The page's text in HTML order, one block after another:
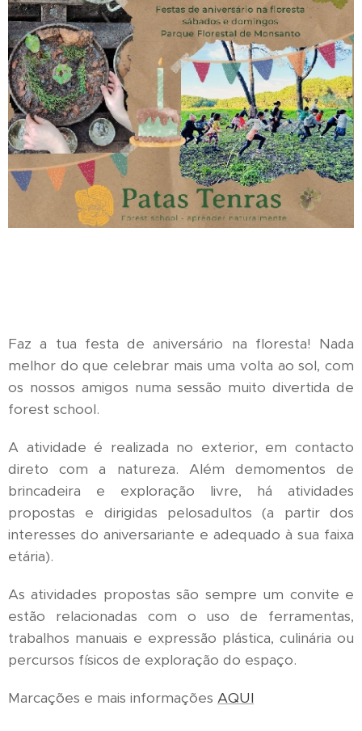
Faz a tua festa de aniversário na floresta! Nada
melhor do que celebrar mais uma volta ao sol, com
os nossos amigos numa sessão muito divertida de
forest school.
A atividade é realizada no exterior, em contacto
direto com a natureza. Além demomentos de
brincadeira e exploração livre, há atividades
propostas e dirigidas pelosadultos (a partir dos
interesses do aniversariante e adequado à sua faixa
etária).
As atividades propostas são sempre um convite e
estão relacionadas com o uso de ferramentas,
trabalhos manuais e expressão plástica, culinária ou
percursos físicos de exploração do espaço.
Marcações e mais informações AQUI